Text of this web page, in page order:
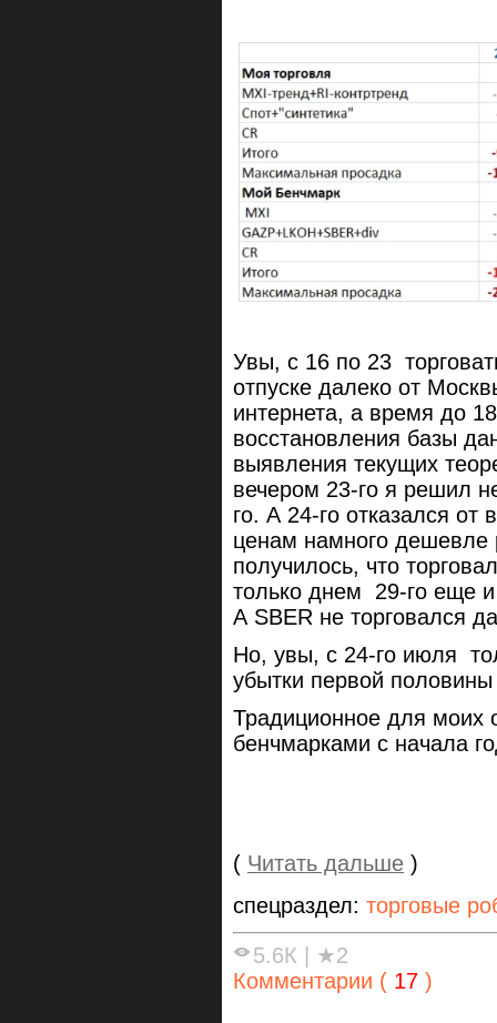
Увы, с 16 по 23
отпуске далеко от
интернета, а время до
восстановления базы
выявления текущих
вечером 23-го я решил
го. А 24-го отказался от
ценам намного
получилось, что
только днем 29-го еще
А SBER не торговался
Но, увы, с 24-го июля
убытки первой
Традиционное для моих
бенчмарками с начала
( Читать дальше )
спецраздел: торговые
5.6К
★2
Комментарии ( 17 )